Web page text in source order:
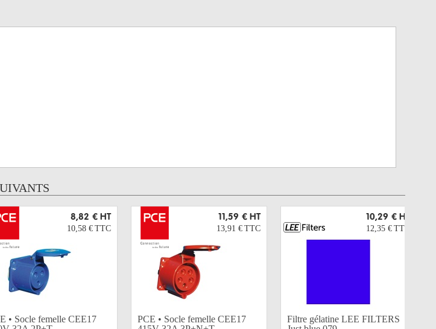
8,82 € HT
10,58 € TTC
• Socle femelle CEE17
11,59 € HT
13,91 € TTC
PCE • Socle femelle CEE17
10,29 € HT
12,35 € TTC
Filtre gélatine LEE FILTERS